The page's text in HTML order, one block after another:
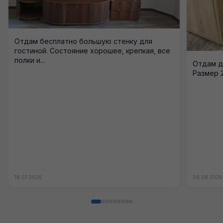
Отдам бесплатно большую стенку для
гостиной. Состояние хорошее, крепкая, все
полки и...
18.07.2026
Отдам
Размер
06.08.2026